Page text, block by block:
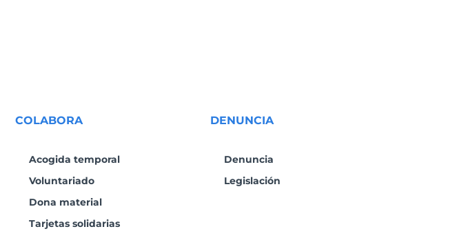
COLABORA
Acogida temporal
Voluntariado
Dona material
Tarjetas solidarias
DENUNCIA
Denuncia
Legislación